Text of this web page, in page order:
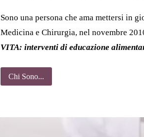
Sono una persona che ama mettersi in
Medicina e Chirurgia, nel novembre
VITA: interventi di educazione
Chi Sono...